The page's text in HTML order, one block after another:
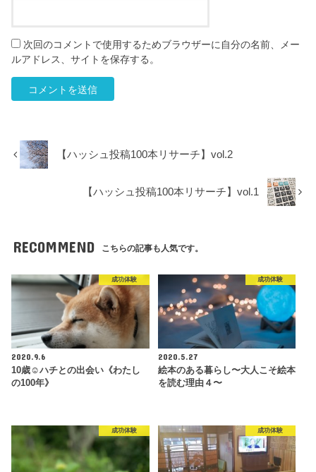
次回のコメントで使用するためブラウザーに自分の名前、メー
ルアドレス、サイトを保存する。
【ハッシュ投稿100本リサーチ】vol.2
【ハッシュ投稿100本リサーチ】vol.1
RECOMMEND こちらの記事も人気です。
成功体験
2020.9.6
10歳☺︎ハチとの出会い《わたし
の100年》
成功体験
2020.5.27
絵本のある暮らし〜大人こそ絵本
を読む理由４〜
成功体験 成功体験